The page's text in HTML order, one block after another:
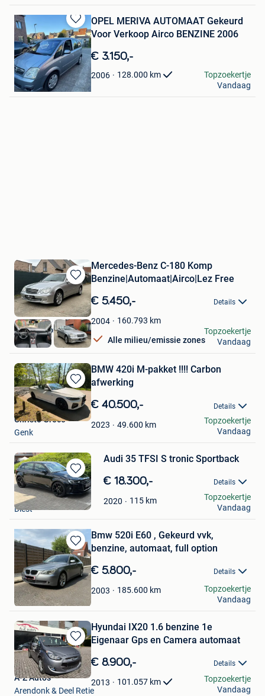
Bewaren
in
Mijn
Favorieten
OPEL MERIVA AUTOMAAT Gekeurd
Voor Verkoop Airco BENZINE 2006
€ 3.150,-
2006 128.000 km
Robik
Kortrijk
Topzoekertje
Vandaag
Bewaren
in
Mijn
Favorieten
Mercedes-Benz C-180 Komp
Benzine|Automaat|Airco|Lez Free
€ 5.450,- Details
2004 160.793 km
Alle milieu/emissie zones
Chef Motors
Evergem
Topzoekertje
Vandaag
Bewaren
in
Mijn
Favorieten
BMW 420i M-pakket !!!! Carbon
afwerking
€ 40.500,- Details
2023 49.600 km
Christo Greco
Genk
Topzoekertje
Vandaag
Bewaren
in
Mijn
Favorieten
Audi 35 TFSI S tronic Sportback
€ 18.300,- Details
2020 115 km
Raisa Mak
Diest
Topzoekertje
Vandaag
Bewaren
in
Mijn
Favorieten
Bmw 520i E60 , Gekeurd vvk,
benzine, automaat, full option
€ 5.800,- Details
2003 185.600 km
Mohammed Mhsani
Harelbeke
Topzoekertje
Vandaag
Bewaren
in
Mijn
Favorieten
Hyundai IX20 1.6 benzine 1e
Eigenaar Gps en Camera automaat
€ 8.900,- Details
2013 101.057 km
A-Z Auto's
Arendonk & Deel Retie
Topzoekertje
Vandaag